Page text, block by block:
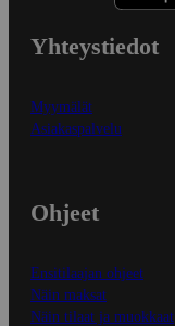
Yhteystiedot
Myymälät
Asiakaspalvelu
Ohjeet
Ensitilaajan ohjeet
Näin maksat
Näin tilaat ja muokkaat